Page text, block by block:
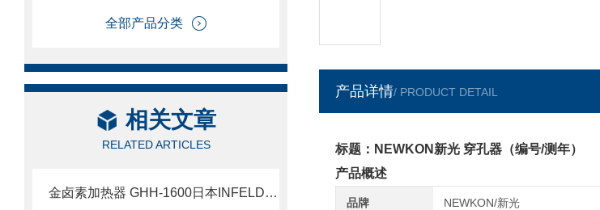
全部产品分类
相关文章
RELATED ARTICLES
金卤素加热器 GHH-1600日本INFELDGE英富丽北崎华北总经销
产品详情/ PRODUCT DETAIL
标题：NEWKON新光 穿孔器（编号/测年）
产品概述
品牌 NEWKON/新光